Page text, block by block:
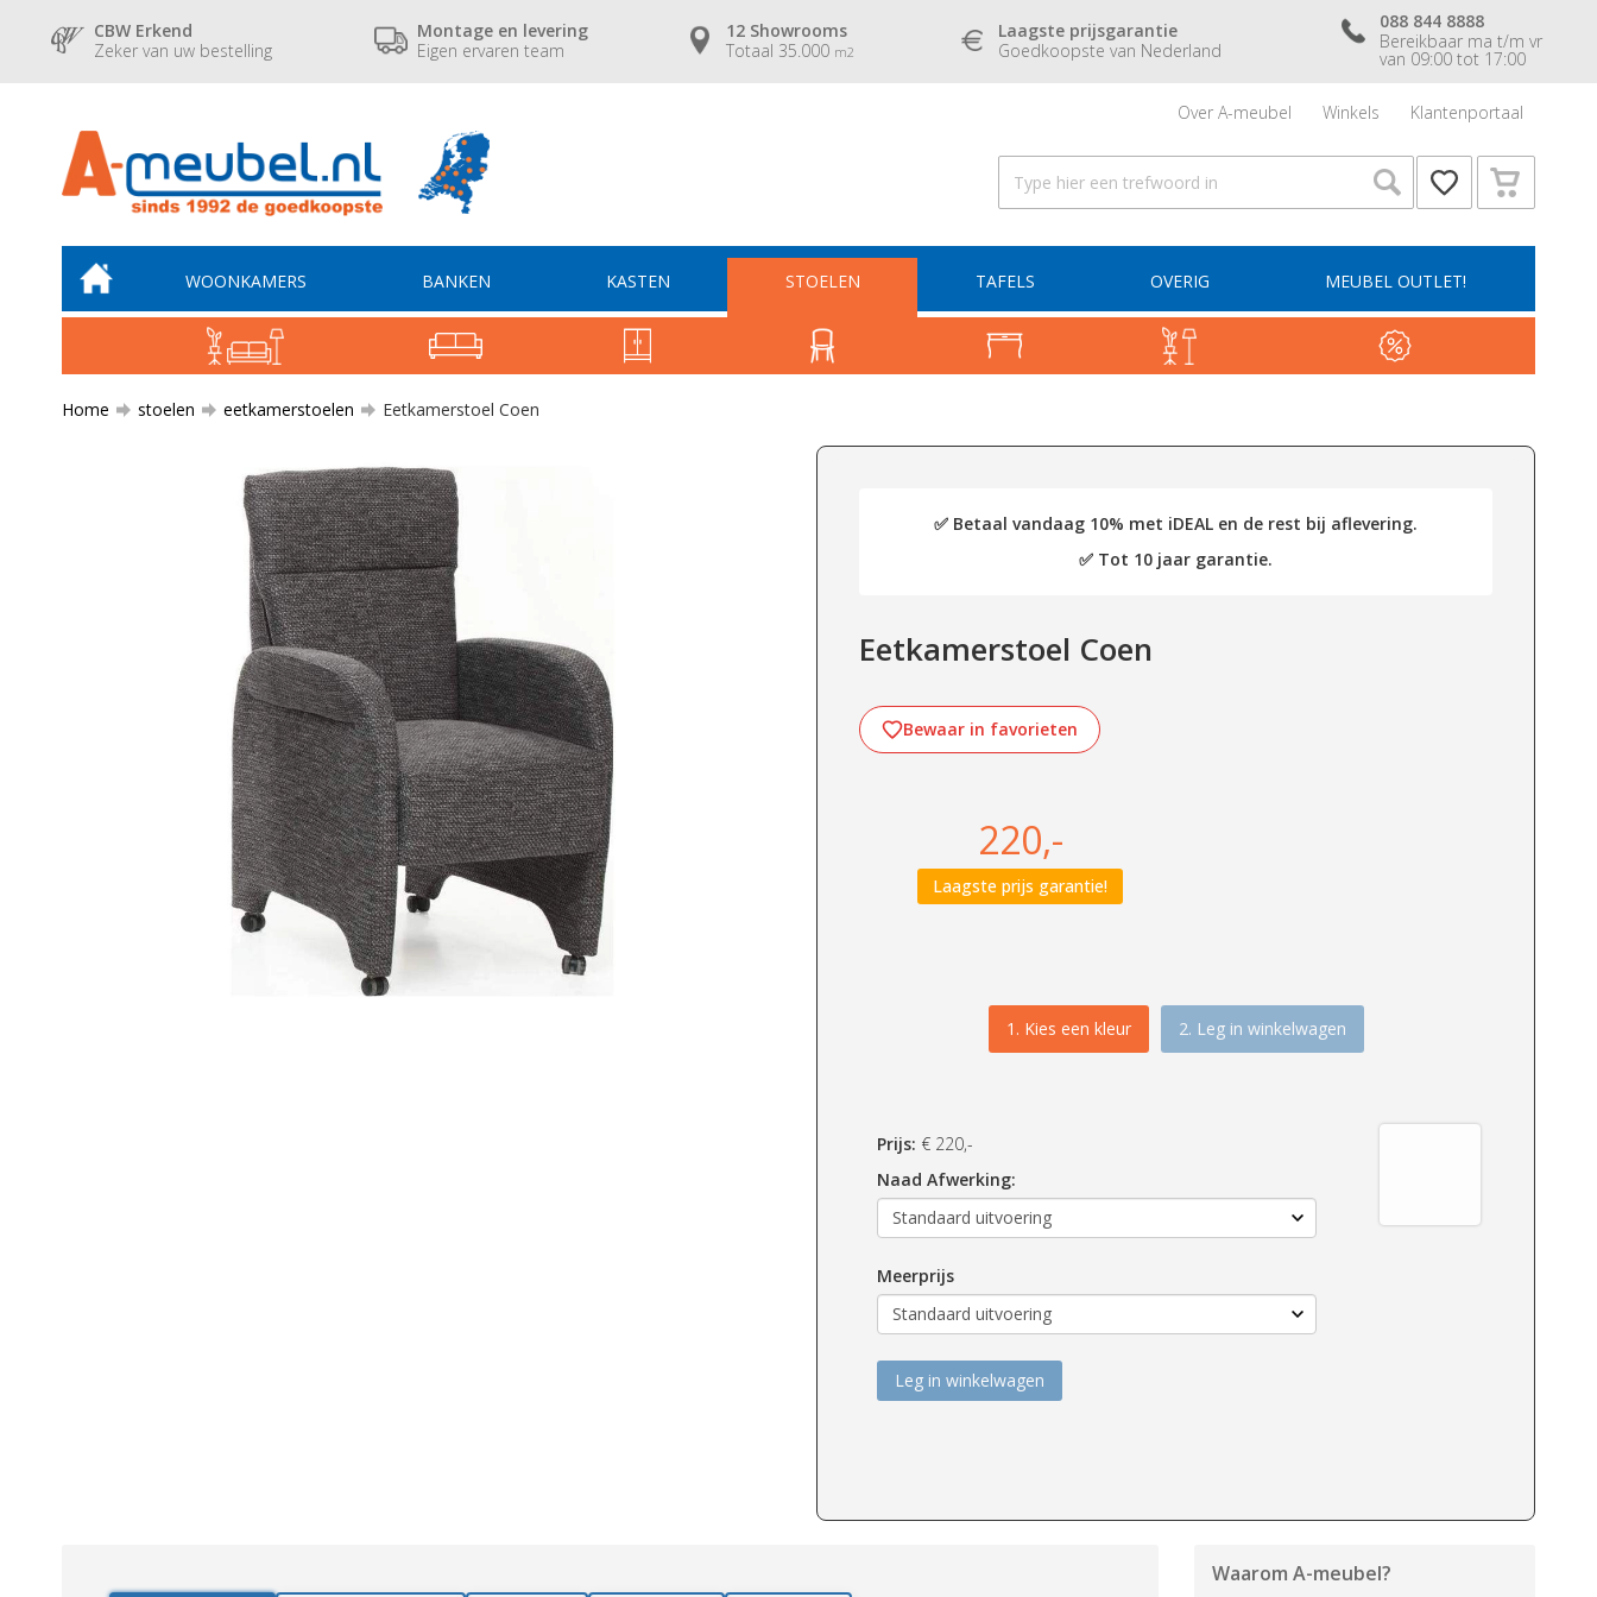
CBW Erkend
Zeker van uw bestelling
Montage en levering
Eigen ervaren team
12 Showrooms
Totaal 35.000 m2
Laagste prijsgarantie
Goedkoopste van Nederland
088 844 8888
Bereikbaar ma t/m vr
van 09:00 tot 17:00
Over A-meubel Winkels Klantenportaal
WOONKAMERS BANKEN KASTEN STOELEN TAFELS OVERIG MEUBEL OUTLET!
Home stoelen eetkamerstoelen Eetkamerstoel Coen
✅ Betaal vandaag 10% met iDEAL en de rest bij aflevering.
✅ Tot 10 jaar garantie.
Eetkamerstoel Coen
Bewaar in favorieten
220,-
Laagste prijs garantie!
1. Kies een kleur 2. Leg in winkelwagen
Prijs: € 220,-
Naad Afwerking:
Meerprijs
Leg in winkelwagen
Waarom A-meubel?